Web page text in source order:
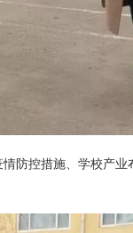
防控措施、学校产